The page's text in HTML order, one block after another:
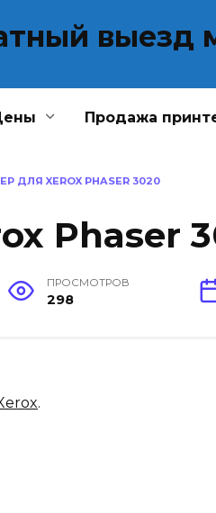
выезд
Продажа
ДЛЯ XEROX PHASER 3020
Phaser
ПРОСМОТРОВ
298
.